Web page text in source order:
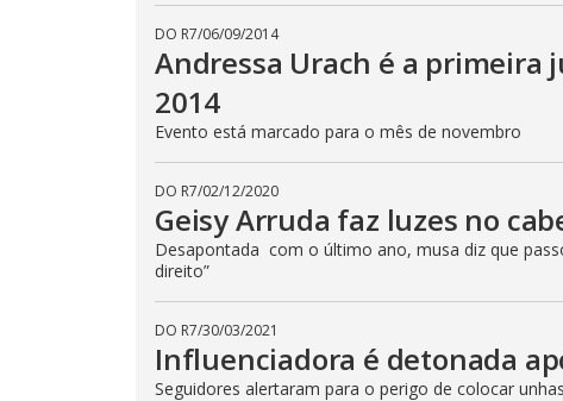
DO R7/06/09/2014
Andressa Urach é a primeira
2014
Evento está marcado para o mês de novembro
DO R7/02/12/2020
Geisy Arruda faz luzes no
Desapontada com o último ano, musa diz que
direito”
DO R7/30/03/2021
Influenciadora é detonada
Seguidores alertaram para o perigo de colocar